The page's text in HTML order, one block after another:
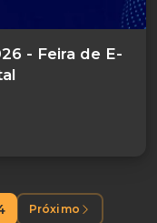
- Feira de E-
Próximo